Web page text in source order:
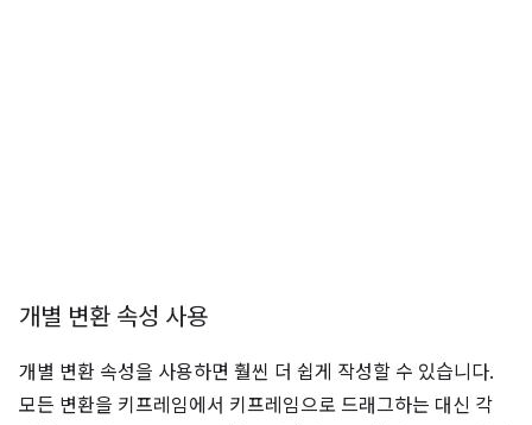
개별 변환 속성 사용
개별 변환 속성을 사용하면 훨씬 더 쉽게 작성할 수 있습니다.
모든 변환을 키프레임에서 키프레임으로 드래그하는 대신 각